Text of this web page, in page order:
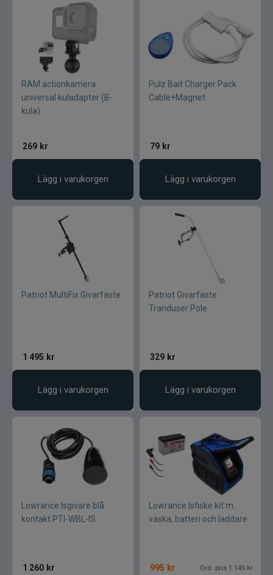
RAM actionkamera
universal kuladapter (B-
kula)
269 kr
Lägg i varukorgen
Pulz Bait Charger Pack
Cable+Magnet
79 kr
Lägg i varukorgen
Patriot MultiFix Givarfäste
1 495 kr
Lägg i varukorgen
Patriot Givarfäste
Tranduser Pole
329 kr
Lägg i varukorgen
Lowrance Isgivare blå
kontakt PTI-WBL-IS
1 260 kr
Lowrance Isfiske kit m.
väska, batteri och laddare
995 kr Ord. pris 1 145 kr